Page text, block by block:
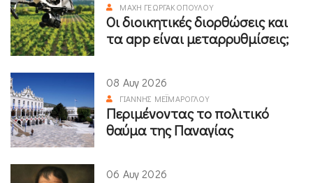
ΜΆΧΗ ΓΕΩΡΓΑΚΟΠΟΎΛΟΥ
Οι διοικητικές διορθώσεις και
τα app είναι μεταρρυθμίσεις;
08 Αυγ 2026
ΓΙΆΝΝΗΣ ΜΕΪΜΆΡΟΓΛΟΥ
Περιμένοντας το πολιτικό
θαύμα της Παναγίας
06 Αυγ 2026